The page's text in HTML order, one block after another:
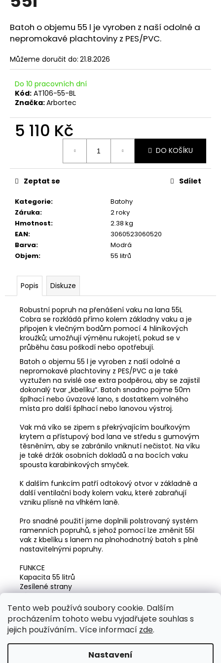
Tento web používá soubory cookie. Dalším
procházením tohoto webu vyjadřujete souhlas s
jejich používáním.. Více informací zde.
Nastavení
z
hvězdiček.
Batoh o objemu 55 l je vyroben z naší odolné a
nepromokavé plachtoviny z PES/PVC.
Můžeme doručit do: 21.8.2026
Do 10 pracovních dní
Kód: AT106-55-BL
Značka:Arbortec
5 110 Kč
DO KOŠÍKU
Kategorie:
Batohy
Záruka:
2 roky
Hmotnost:
2.38 kg
EAN:
3060523060520
Barva:
Modrá
Objem: 55 litrů
Zeptat se Sdílet
Popis Diskuze
Robustní popruh na přenášení vaku na lana 55L
Cobra se rozkládá přímo kolem základny vaku a je
připojen k vlečným bodům pomocí 4 hliníkových
kroužků; umožňují výměnu rukojetí, pokud se v
průběhu času poškodí nebo opotřebují.
Batoh o objemu 55 l je vyroben z naší odolné a
nepromokavé plachtoviny z PES/PVC a je také
vyztužen na svislé ose extra podpěrou, aby se zajistil
dokonalý tvar „kbelíku“. Batoh snadno pojme 50m
šplhací nebo úvazové lano, s dostatkem volného
místa pro další šplhací nebo lanovou výstroj.
Vak má víko se zipem s překrývajícím bouřkovým
krytem a přístupový bod lana ve středu s gumovým
těsněním, aby se zabránilo vniknutí nečistot. Na víku
je také držák osobních dokladů a na bocích vaku
spousta karabinkových smyček.
K dalším funkcím patří odtokový otvor v základně a
další ventilační body kolem vaku, které zabraňují
vzniku plísně na vlhkém laně.
Pro snadné použití jsme doplnili polstrovaný systém
ramenních popruhů, s jehož pomocí lze změnit 55l
vak z kbelíku s lanem na plnohodnotný batoh s plně
nastavitelnými popruhy.
FUNKCE
Kapacita 55 litrů
Zesílené strany
Víko na zip s bouřkovou klapkou
Vnitřní kryt proti prachu s utahovatelnou šňůrou
Vypouštěcí otvor a větrací otvory
2 boční kapsy a síťovaná kapsa
Nepromokavá plachtovina z PES/PVC
j
e
m
e